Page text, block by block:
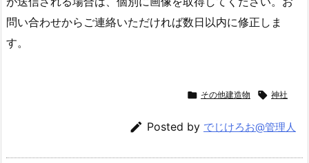
問い合わせからご連絡いただければ数日以内に修正しま
す。
 その他建造物  神社
 Posted by でじけろお@管理人